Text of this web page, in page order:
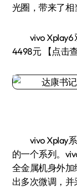
光圈，带来了相
vivo Xplay6
4498元 【点击
vivo Xplay系
的一个系列。
全金属机身外
出多次微调，